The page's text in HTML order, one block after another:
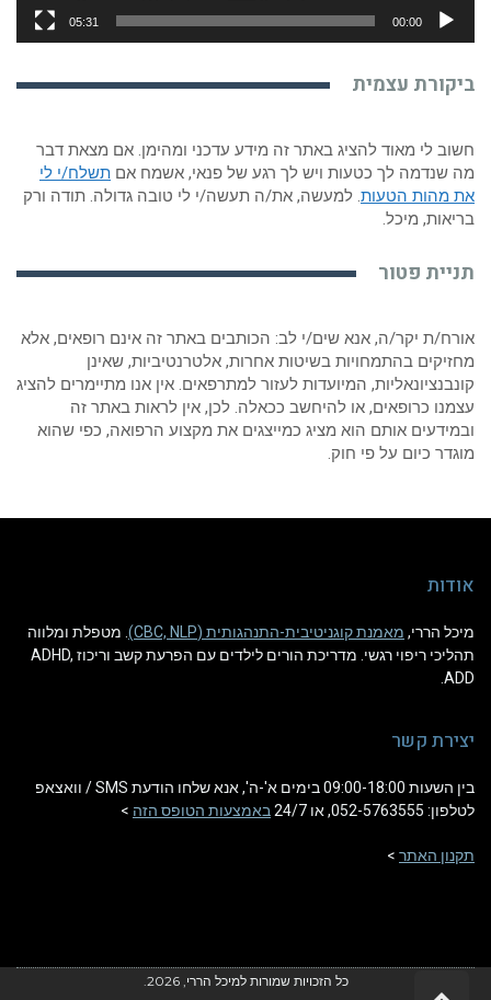
00:00
05:31
ביקורת עצמית
חשוב לי מאוד להציג באתר זה מידע עדכני ומהימן. אם מצאת דבר
מה שנדמה לך כטעות ויש לך רגע של פנאי, אשמח אם תשלח/י לי
את מהות הטעות. למעשה, את/ה תעשה/י לי טובה גדולה. תודה ורק
בריאות, מיכל.
תניית פטור
אורח/ת יקר/ה, אנא שים/י לב: הכותבים באתר זה אינם רופאים, אלא
מחזיקים בהתמחויות בשיטות אחרות, אלטרנטיביות, שאינן
קונבנציונאליות, המיועדות לעזור למתרפאים. אין אנו מתיימרים להציג
עצמנו כרופאים, או להיחשב ככאלה. לכן, אין לראות באתר זה
ובמידעים אותם הוא מציג כמייצגים את מקצוע הרפואה, כפי שהוא
מוגדר כיום על פי חוק.
אודות
מיכל הררי, מאמנת קוגניטיבית-התנהגותית (CBC, NLP)
. מטפלת ומלווה
תהליכי ריפוי רגשי. מדריכת הורים לילדים עם הפרעת קשב וריכוז ADHD,
ADD.
יצירת קשר
בין השעות 09:00-18:00 בימים א'-ה', אנא שלחו הודעת SMS / וואצאפ
לטלפון: 052-5763555, או 24/7
באמצעות הטופס הזה >
תקנון האתר >
כל הזכויות שמורות למיכל הררי, 2026.